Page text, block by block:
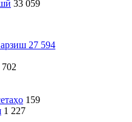
33 059
27 594
159
1 227